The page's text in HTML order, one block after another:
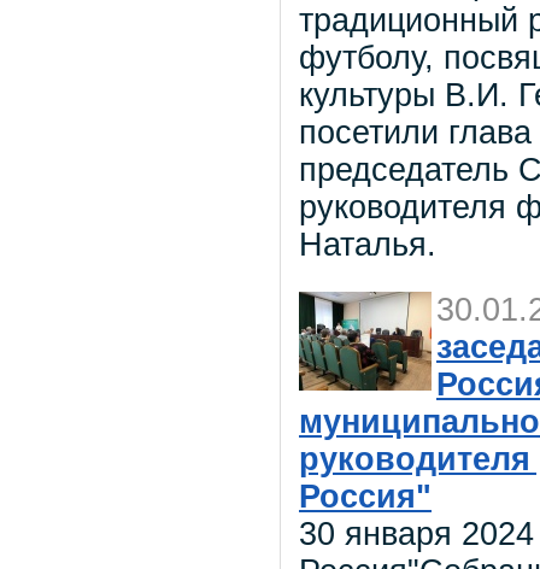
традиционный
футболу,
культуры В.И.
посетили
председатель
руководителя
Наталья.
руководителя
Россия"
30 января